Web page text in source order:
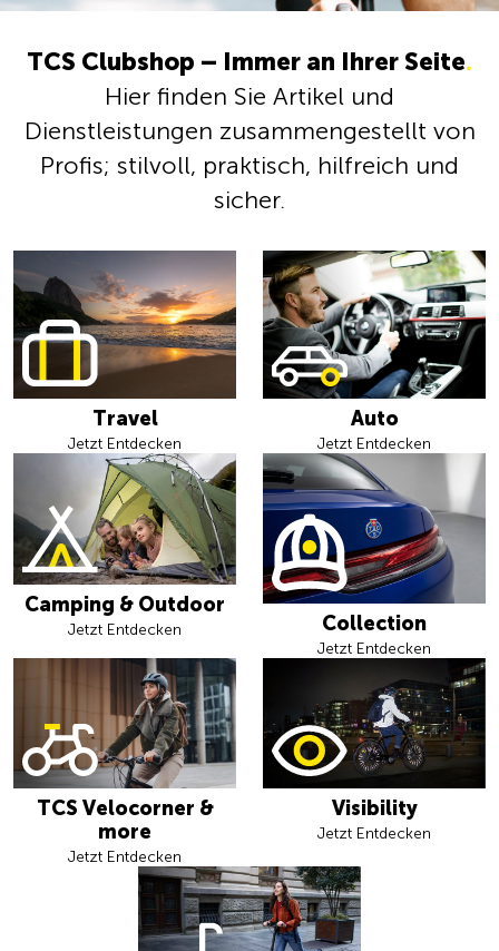
TCS Clubshop – Immer an Ihrer Seite.
Hier finden Sie Artikel und
Dienstleistungen zusammengestellt von
Profis; stilvoll, praktisch, hilfreich und
sicher.
Travel
Jetzt Entdecken
Auto
Jetzt Entdecken
Camping & Outdoor
Jetzt Entdecken Collection
Jetzt Entdecken
TCS Velocorner &
more
Jetzt Entdecken
Visibility
Jetzt Entdecken